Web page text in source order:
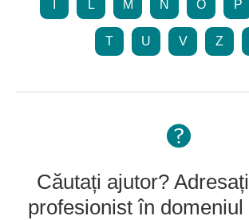
L M N O P
T U V Z
Căutați ajutor?
profesionist în domeniul